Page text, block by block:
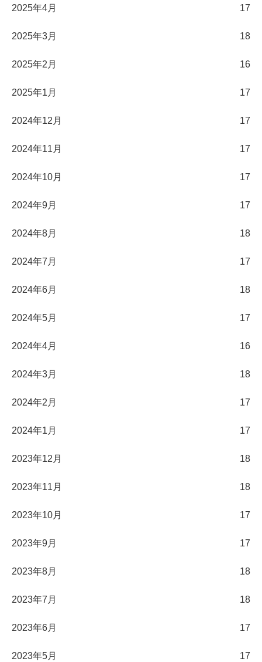
2025年4月 17
2025年3月 18
2025年2月 16
2025年1月 17
2024年12月 17
2024年11月 17
2024年10月 17
2024年9月 17
2024年8月 18
2024年7月 17
2024年6月 18
2024年5月 17
2024年4月 16
2024年3月 18
2024年2月 17
2024年1月 17
2023年12月 18
2023年11月 18
2023年10月 17
2023年9月 17
2023年8月 18
2023年7月 18
2023年6月 17
2023年5月 17